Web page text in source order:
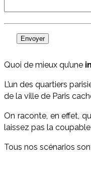
Quoi de mieux qu’une
L’un des quartiers
de la ville de Paris
On raconte, en effet,
laissez pas la coupable
Tous nos scénarios